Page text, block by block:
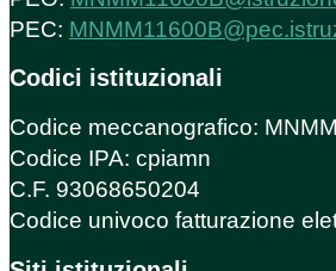
PEC:
Codici istituzionali
Codice meccanografico:
Codice IPA: cpiamn
C.F. 93068650204
Codice univoco fatturazione